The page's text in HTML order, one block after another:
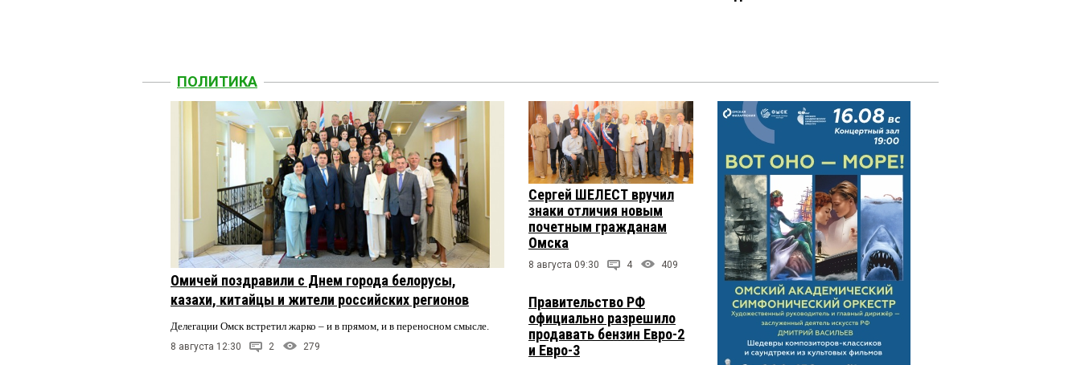
ПОЛИТИКА
Омичей поздравили с Днем города белорусы,
казахи, китайцы и жители российских регионов
Делегации Омск встретил жарко – и в прямом, и в переносном смысле.
8 августа 12:30 2 279
Сергей ШЕЛЕСТ вручил
знаки отличия новым
почетным гражданам
Омска
8 августа 09:30 4 409
Правительство РФ
официально разрешило
продавать бензин Евро-2
и Евро-3